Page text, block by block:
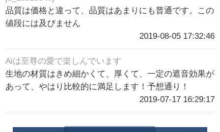
品質は価格と違って、品質はあまりにも普通です。この
値段には及びません
2019-08-05 17:32:46
Aiは至尊の愛で楽しんでいます
生地の材質はきめ細かくて、厚くて、一定の遮音効果が
あって、やはり比較的に満足します！予想通り！
2019-07-17 16:29:17